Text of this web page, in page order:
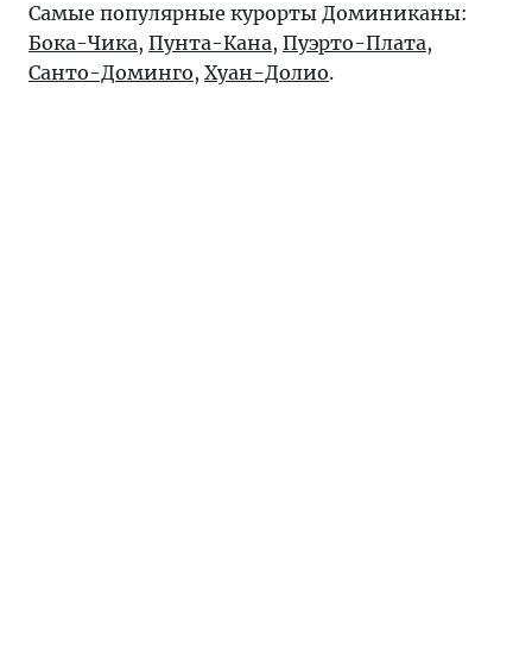
Самые популярные курорты Доминиканы:
Бока-Чика, Пунта-Кана, Пуэрто-Плата,
Санто-Доминго, Хуан-Долио.